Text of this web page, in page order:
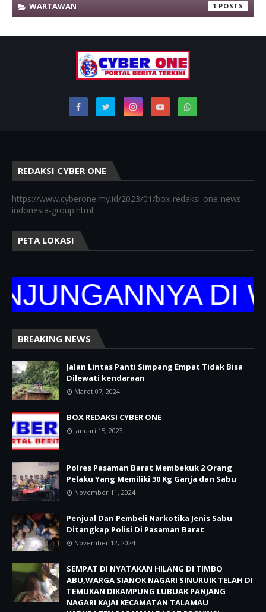
WARTAWAN 1
REDAKSI CYBER ONE
https://www.cyberone.my.id/2023/01/box-redaksi-one-news-
indonesia-group.html
PETA LOKASI
DI
BREAKING NEWS
Jalan Lintas Panti Simpang Empat Tidak Bisa
Dilewati kendaraan
Maret 07, 2024
BOX REDAKSI CYBER ONE
Januari 15, 2023
Polres Pasaman Barat Membekuk 2 Orang
Pelaku Yang Memiliki 30 Kg Ganja dan Sabu
November 11, 2024
Penjual Dan Pembeli Narkotika Jenis Sabu
Ditangkap Polisi Di Pasaman Barat
November 12, 2024
SEMPAT DI NYATAKAN HILANG DI TIMBO
ABU,WARGA SIANOK NAGARI SINURUIK TELAH DI
TEMUKAN DIKAMPUNG LUBUAK PANJANG
NAGARI KAJAI KECAMATAN TALAMAU